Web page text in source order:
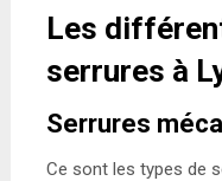
Les
serrures à
Serrures
Ce sont les types de